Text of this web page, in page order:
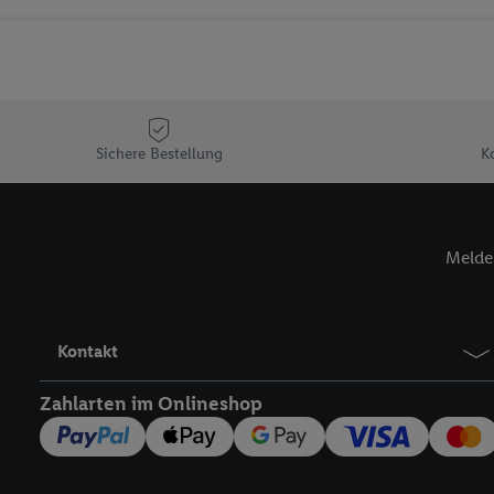
Sichere Bestellung
Kontakt
Zahlarten im Onlineshop
Sofern Sie hier Ihre
Plus-Konto einloggen,
zu erstellen (die
können, um Sie in
Hierzu wird von uns
Zudem erlauben Sie
den Lidl-Diensten
Wenn das der Fall ist,
Kundenkonto-
Insbesondere können
Nutzung der Utiq-
widerrufen - jederzeit
Telekommunikations-